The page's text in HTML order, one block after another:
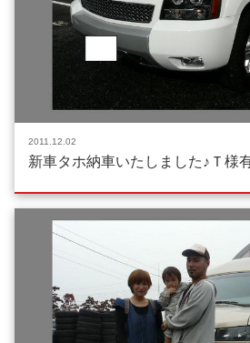
2011.12.02
新車タホ納車いたしました♪Ｔ様